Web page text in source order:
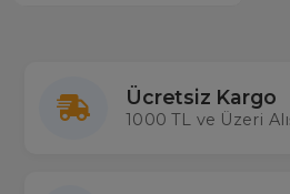
Ücretsiz Kargo
1000 TL ve Üzeri